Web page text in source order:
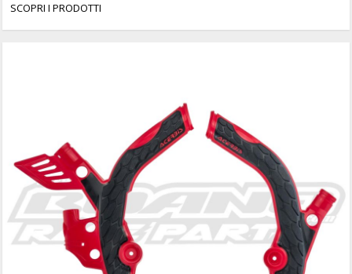
SCOPRI I PRODOTTI